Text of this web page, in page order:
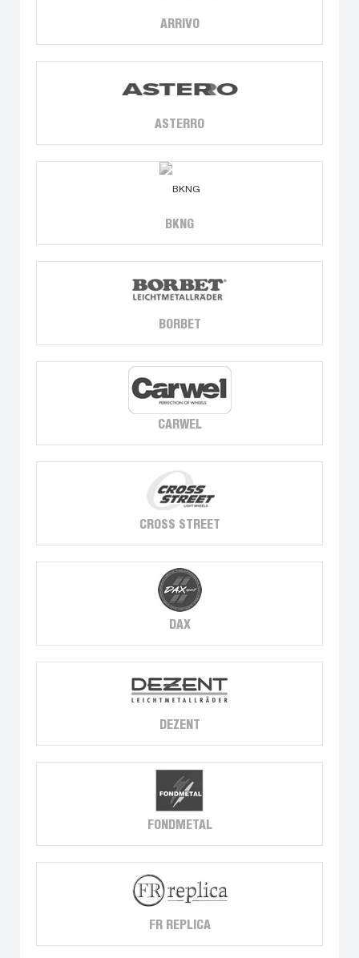
ARRIVO
ASTERRO
BKNG
BORBET
CARWEL
CROSS STREET
DAX
DEZENT
FONDMETAL
FR REPLICA